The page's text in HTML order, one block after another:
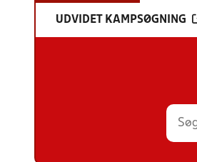
UDVIDET KAMPSØGNING